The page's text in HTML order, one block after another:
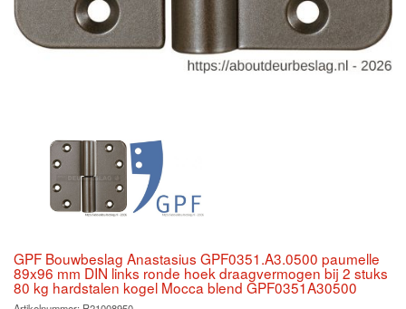
GPF Bouwbeslag Anastasius GPF0351.A3.0500 paumelle
89x96 mm DIN links ronde hoek draagvermogen bij 2 stuks
80 kg hardstalen kogel Mocca blend GPF0351A30500